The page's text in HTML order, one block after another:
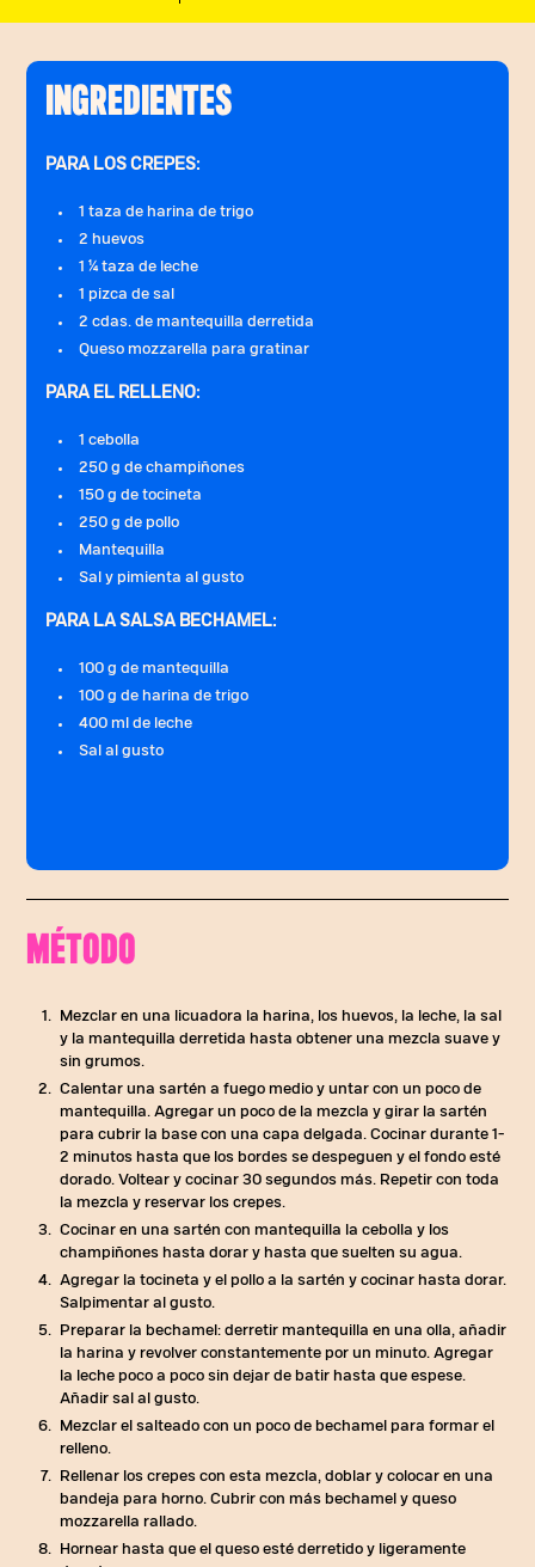
INGREDIENTES
PARA LOS CREPES:
1 taza de harina de trigo
2 huevos
1 ¼ taza de leche
1 pizca de sal
2 cdas. de mantequilla derretida
Queso mozzarella para gratinar
PARA EL RELLENO:
1 cebolla
250 g de champiñones
150 g de tocineta
250 g de pollo
Mantequilla
Sal y pimienta al gusto
PARA LA SALSA BECHAMEL:
100 g de mantequilla
100 g de harina de trigo
400 ml de leche
Sal al gusto
MÉTODO
Mezclar en una licuadora la harina, los huevos, la leche, la sal
y la mantequilla derretida hasta obtener una mezcla suave y
sin grumos.
Calentar una sartén a fuego medio y untar con un poco de
mantequilla. Agregar un poco de la mezcla y girar la sartén
para cubrir la base con una capa delgada. Cocinar durante 1-
2 minutos hasta que los bordes se despeguen y el fondo esté
dorado. Voltear y cocinar 30 segundos más. Repetir con toda
la mezcla y reservar los crepes.
Cocinar en una sartén con mantequilla la cebolla y los
champiñones hasta dorar y hasta que suelten su agua.
Agregar la tocineta y el pollo a la sartén y cocinar hasta dorar.
Salpimentar al gusto.
Preparar la bechamel: derretir mantequilla en una olla, añadir
la harina y revolver constantemente por un minuto. Agregar
la leche poco a poco sin dejar de batir hasta que espese.
Añadir sal al gusto.
Mezclar el salteado con un poco de bechamel para formar el
relleno.
Rellenar los crepes con esta mezcla, doblar y colocar en una
bandeja para horno. Cubrir con más bechamel y queso
mozzarella rallado.
Hornear hasta que el queso esté derretido y ligeramente